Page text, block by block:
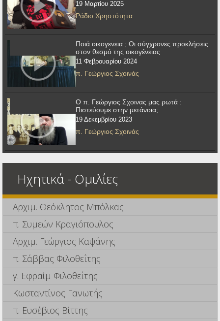
19 Μαρτίου 2025
Ράδιο Χρηστότητα
Ποιά οικογενεια ; Οι σύγχρονες προκλήσεις
στον θεσμό της οικογένειας
11 Φεβρουαρίου 2024
π. Γεώργιος Σχοινάς
Ο π. Γεώργιος Σχοινας μας ρωτά :
Πιστεύουμε στην μετάνοια;
19 Δεκεμβρίου 2023
π. Γεώργιος Σχοινάς
Ηχητικά - Ομιλίες
Αρχιμ. Θεόκλητος Μπόλκας
π. Συμεών Κραγιόπουλος
Αρχιμ. Γεώργιος Καψάνης
π. Σάββας Φιλοθεΐτης
γ. Εφραίμ Φιλοθεΐτης
Κωσταντίνος Γανωτής
π. Ευσέβιος Βίττης